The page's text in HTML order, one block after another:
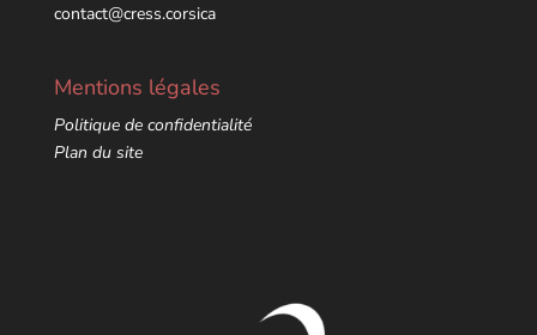
contact@cress.corsica
Mentions légales
Politique de confidentialité
Plan du site